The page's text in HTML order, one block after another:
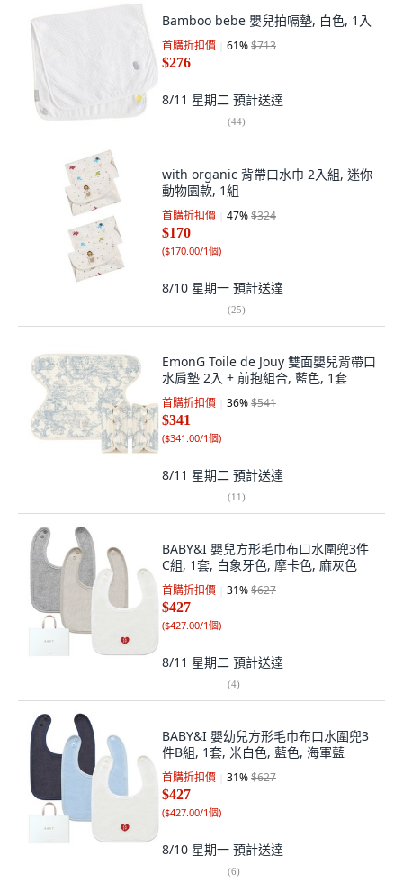
Bamboo bebe 嬰兒拍嗝墊, 白色, 1入
首購折扣價 61%$713
$276
8/11 星期二 預計送達
(44)
with organic 背帶口水巾 2入組, 迷你
動物園款, 1組
首購折扣價 47%$324
$170
($170.00/1個)
8/10 星期一 預計送達
(25)
EmonG Toile de Jouy 雙面嬰兒背帶口
水肩墊 2入 + 前抱組合, 藍色, 1套
首購折扣價 36%$541
$341
($341.00/1個)
8/11 星期二 預計送達
(11)
BABY&I 嬰兒方形毛巾布口水圍兜3件
C組, 1套, 白象牙色, 摩卡色, 麻灰色
首購折扣價 31%$627
$427
($427.00/1個)
8/11 星期二 預計送達
(4)
BABY&I 嬰幼兒方形毛巾布口水圍兜3
件B組, 1套, 米白色, 藍色, 海軍藍
首購折扣價 31%$627
$427
($427.00/1個)
8/10 星期一 預計送達
(6)